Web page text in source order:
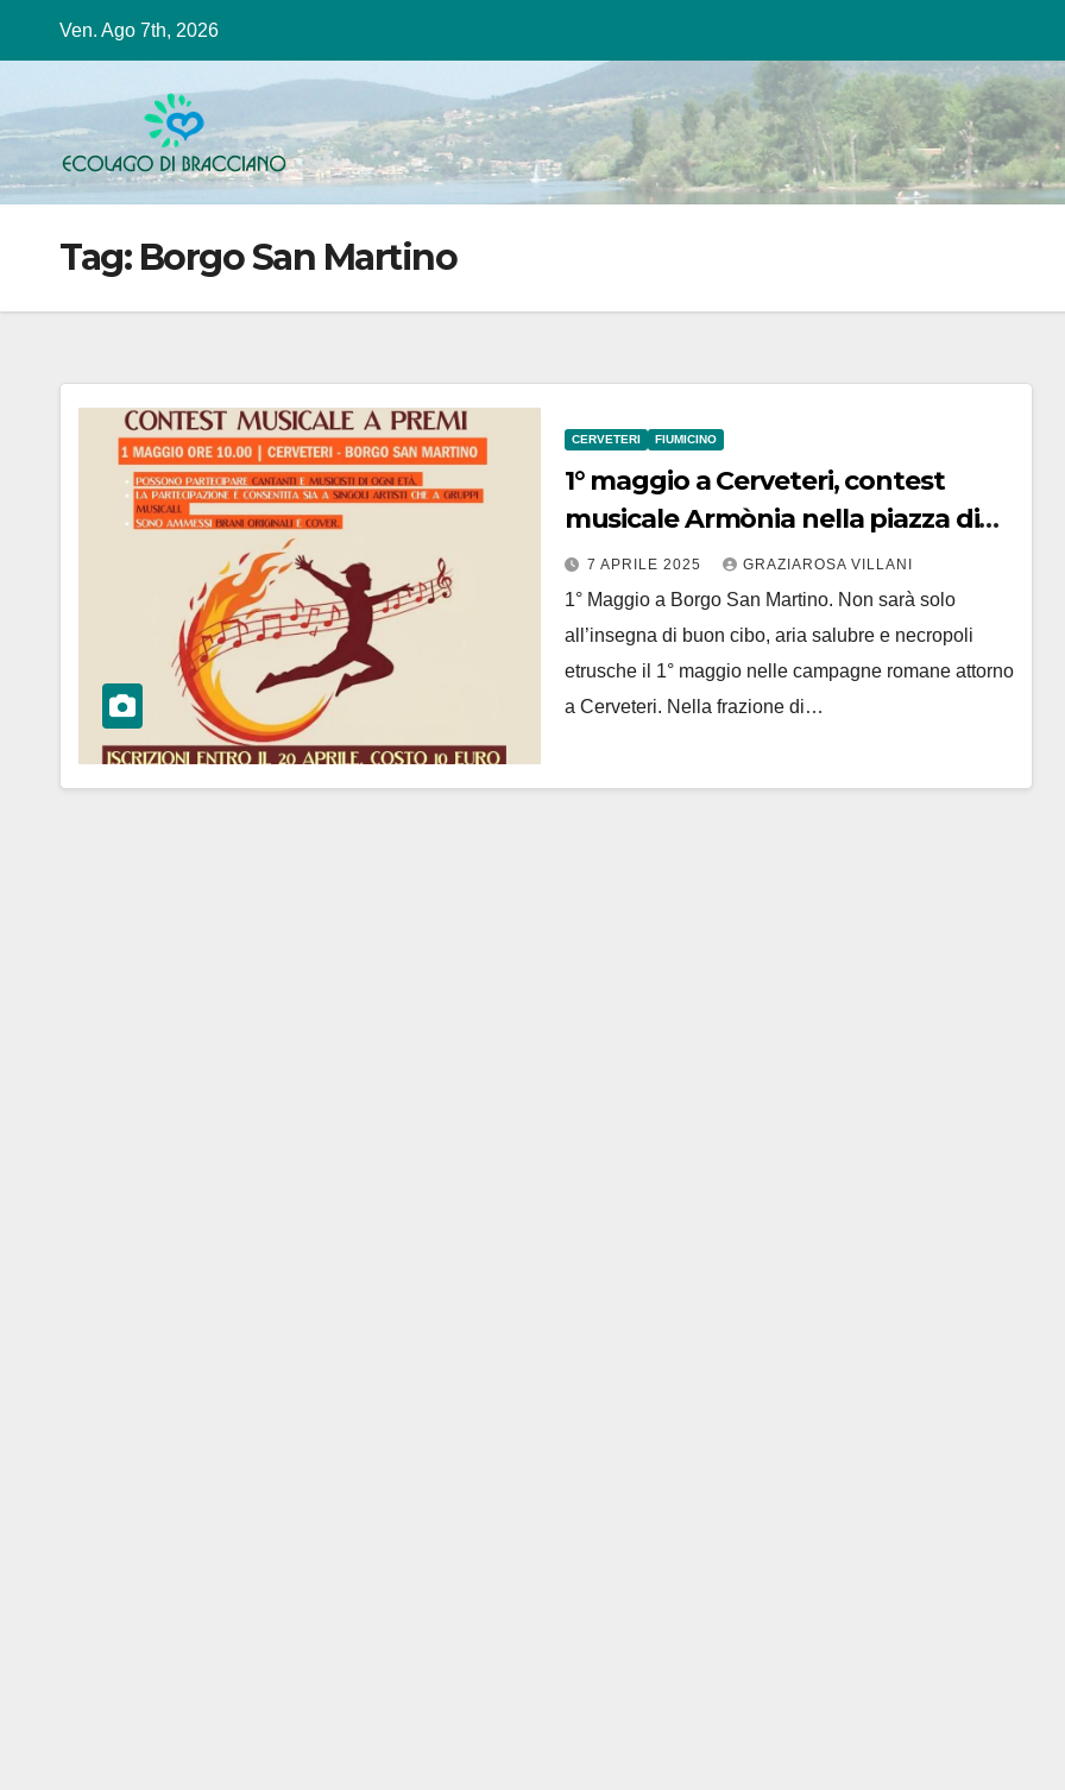
Ven. Ago 7th, 2026
Tag: Borgo San Martino
CERVETERI FIUMICINO
1° maggio a Cerveteri, contest
musicale Armònia nella piazza di
Borgo San Martino
7 APRILE 2025 GRAZIAROSA VILLANI
1° Maggio a Borgo San Martino. Non sarà solo
all’insegna di buon cibo, aria salubre e necropoli
etrusche il 1° maggio nelle campagne romane attorno
a Cerveteri. Nella frazione di…